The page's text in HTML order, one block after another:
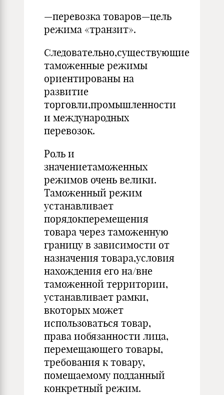
—перевозка товаров—цель
режима «транзит».
Следовательно,существующие
таможенные режимы
ориентированы на
развитие
торговли,промышленности
и международных
перевозок.
Роль и
значениетаможенных
режимов очень велики.
Таможенный режим
устанавливает
порядокперемещения
товара через таможенную
границу в зависимости от
назначения товара,условия
нахождения его на/вне
таможенной территории,
устанавливает рамки,
вкоторых может
использоваться товар,
права иобязанности лица,
перемещающего товары,
требования к товару,
помещаемому подданный
конкретный режим.